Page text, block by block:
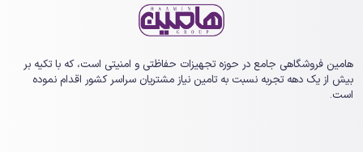
هامین فروشگاهی جامع در حوزه تجهیزات حفاظتی و امنیتی است، که با تکیه بر
بیش از یک ‏دهه تجربه نسبت به تامین نیاز مشتریان سراسر کشور اقدام نموده
است.